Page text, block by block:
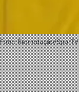
Foto: Reprodução/SporTV